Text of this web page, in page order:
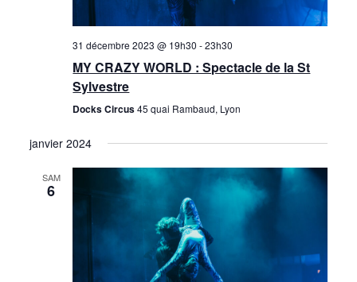
31 décembre 2023 @ 19h30 -23h30
MY CRAZY WORLD : Spectacle de la St
Sylvestre
Docks Circus45 quai Rambaud, Lyon
janvier 2024
SAM
6